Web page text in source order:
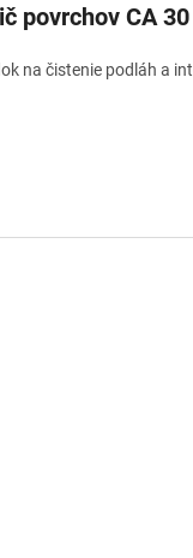
povrchov CA 30
na čistenie podláh a